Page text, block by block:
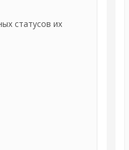
статусов их